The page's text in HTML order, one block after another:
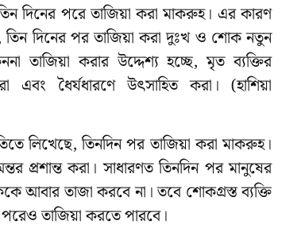
দিনের পরে তাজিয়া করা মাকরুহ। এর কারণ
তিন দিনের পর তাজিয়া করা দুঃখ ও শোক নতুন
তাজিয়া করার উদ্দেশ্য হচ্ছে, মৃত ব্যক্তির
এবং ধৈর্যধারণে উৎসাহিত করা। (হাশিয়া
লিখেছে, তিনদিন পর তাজিয়া করা মাকরুহ।
প্রশান্ত করা। সাধারণত তিনদিন পর মানুষের
আবার তাজা করবে না। তবে শোকগ্রস্ত ব্যক্তি
পরেও তাজিয়া করতে পারবে।